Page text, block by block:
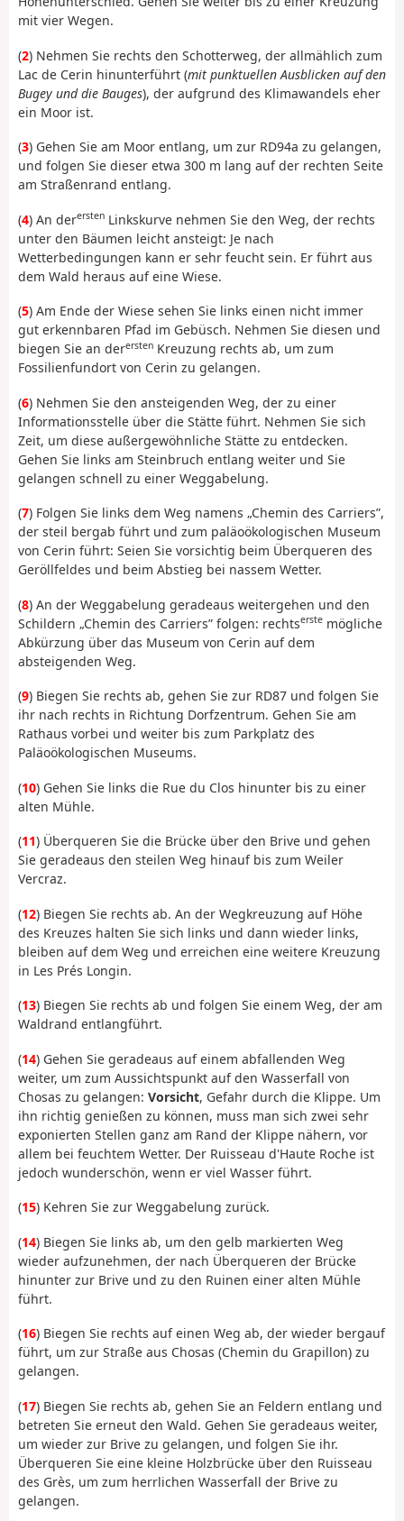
mit vier Wegen.
(2) Nehmen Sie rechts den Schotterweg, der allmählich zum
Lac de Cerin hinunterführt (mit punktuellen Ausblicken auf den
Bugey und die Bauges), der aufgrund des Klimawandels eher
ein Moor ist.
(3) Gehen Sie am Moor entlang, um zur RD94a zu gelangen,
und folgen Sie dieser etwa 300 m lang auf der rechten Seite
am Straßenrand entlang.
(4) An derersten Linkskurve nehmen Sie den Weg, der rechts
unter den Bäumen leicht ansteigt: Je nach
Wetterbedingungen kann er sehr feucht sein. Er führt aus
dem Wald heraus auf eine Wiese.
(5) Am Ende der Wiese sehen Sie links einen nicht immer
gut erkennbaren Pfad im Gebüsch. Nehmen Sie diesen und
biegen Sie an derersten Kreuzung rechts ab, um zum
Fossilienfundort von Cerin zu gelangen.
(6) Nehmen Sie den ansteigenden Weg, der zu einer
Informationsstelle über die Stätte führt. Nehmen Sie sich
Zeit, um diese außergewöhnliche Stätte zu entdecken.
Gehen Sie links am Steinbruch entlang weiter und Sie
gelangen schnell zu einer Weggabelung.
(7) Folgen Sie links dem Weg namens „Chemin des Carriers”,
der steil bergab führt und zum paläoökologischen Museum
von Cerin führt: Seien Sie vorsichtig beim Überqueren des
Geröllfeldes und beim Abstieg bei nassem Wetter.
(8) An der Weggabelung geradeaus weitergehen und den
Schildern „Chemin des Carriers” folgen: rechtserste mögliche
Abkürzung über das Museum von Cerin auf dem
absteigenden Weg.
(9) Biegen Sie rechts ab, gehen Sie zur RD87 und folgen Sie
ihr nach rechts in Richtung Dorfzentrum. Gehen Sie am
Rathaus vorbei und weiter bis zum Parkplatz des
Paläoökologischen Museums.
(10) Gehen Sie links die Rue du Clos hinunter bis zu einer
alten Mühle.
(11) Überqueren Sie die Brücke über den Brive und gehen
Sie geradeaus den steilen Weg hinauf bis zum Weiler
Vercraz.
(12) Biegen Sie rechts ab. An der Wegkreuzung auf Höhe
des Kreuzes halten Sie sich links und dann wieder links,
bleiben auf dem Weg und erreichen eine weitere Kreuzung
in Les Prés Longin.
(13) Biegen Sie rechts ab und folgen Sie einem Weg, der am
Waldrand entlangführt.
(14) Gehen Sie geradeaus auf einem abfallenden Weg
weiter, um zum Aussichtspunkt auf den Wasserfall von
Chosas zu gelangen: Vorsicht, Gefahr durch die Klippe. Um
ihn richtig genießen zu können, muss man sich zwei sehr
exponierten Stellen ganz am Rand der Klippe nähern, vor
allem bei feuchtem Wetter. Der Ruisseau d'Haute Roche ist
jedoch wunderschön, wenn er viel Wasser führt.
(15) Kehren Sie zur Weggabelung zurück.
(14) Biegen Sie links ab, um den gelb markierten Weg
wieder aufzunehmen, der nach Überqueren der Brücke
hinunter zur Brive und zu den Ruinen einer alten Mühle
führt.
(16) Biegen Sie rechts auf einen Weg ab, der wieder bergauf
führt, um zur Straße aus Chosas (Chemin du Grapillon) zu
gelangen.
(17) Biegen Sie rechts ab, gehen Sie an Feldern entlang und
betreten Sie erneut den Wald. Gehen Sie geradeaus weiter,
um wieder zur Brive zu gelangen, und folgen Sie ihr.
Überqueren Sie eine kleine Holzbrücke über den Ruisseau
des Grès, um zum herrlichen Wasserfall der Brive zu
gelangen.